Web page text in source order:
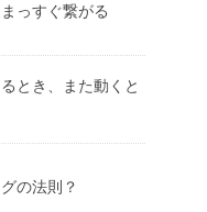
っすぐ繋がる
とき、また動くと
の法則？